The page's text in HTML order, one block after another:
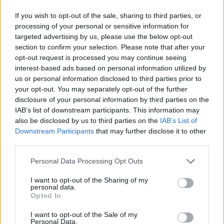
If you wish to opt-out of the sale, sharing to third parties, or
processing of your personal or sensitive information for
targeted advertising by us, please use the below opt-out
section to confirm your selection. Please note that after your
opt-out request is processed you may continue seeing
interest-based ads based on personal information utilized by
us or personal information disclosed to third parties prior to
your opt-out. You may separately opt-out of the further
disclosure of your personal information by third parties on the
IAB’s list of downstream participants. This information may
also be disclosed by us to third parties on the IAB’s List of
Downstream Participants that may further disclose it to other
Please note that this website/app uses one or more Google
not limited to your visit or usage behaviour. You may click to
grant or deny consent to Google and its third-party tags to
use your data for below specified purposes in below Google
consent section.
Personal Data Processing Opt Outs
I want to opt-out of the Sharing of my
personal data.
Opted In
I want to opt-out of the Sale of my
Personal Data.
teljesítménynek. A kispesti vereség után sokat
beszélgettünk a társakkal, és a szakmai stábbal,
hogy hogyan tudnánk javítani a játékon.
Magabiztosan kell pályára lépnünk, volt egy
időszak, amikor ez hiányzott, ilyenkor túl
óvatosan játszunk, ami nem elég a
győzelemhez. Elővettük a korábbi évek
felvételelit, és megnéztük, hogyan
teljesítettünk, amikor dobogós helyezést
értünk el, és ez is segített.
- Minden idegenbeli meccs nehéz, ráadásul most a
szintén a dobogóért harcoló Kisvárdához utazunk,
de ha folytatjuk a kemény munkát, jönni fog a jó
eredmény.(pfla.hu)